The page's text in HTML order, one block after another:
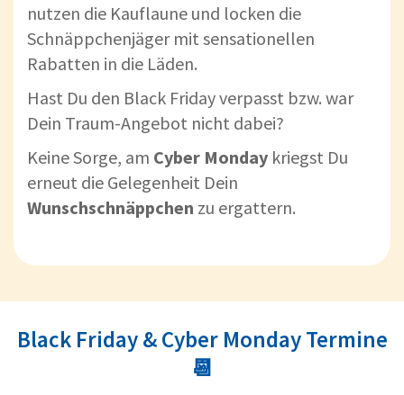
nutzen die Kauflaune und locken die
Schnäppchenjäger mit sensationellen
Rabatten in die Läden.
Hast Du den Black Friday verpasst bzw. war
Dein Traum-Angebot nicht dabei?
Keine Sorge, am Cyber Monday kriegst Du
erneut die Gelegenheit Dein
Wunschschnäppchen zu ergattern.
Black Friday & Cyber Monday Termine
📆